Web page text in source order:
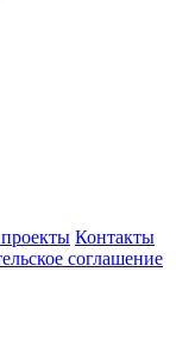
Контакты
соглашение